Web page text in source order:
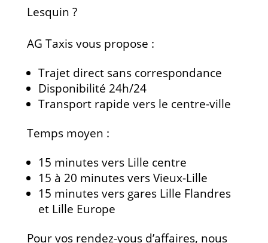
Lesquin ?
AG Taxis vous propose :
Trajet direct sans correspondance
Disponibilité 24h/24
Transport rapide vers le centre-ville
Temps moyen :
15 minutes vers Lille centre
15 à 20 minutes vers Vieux-Lille
15 minutes vers gares Lille Flandres
et Lille Europe
Pour vos rendez-vous d’affaires, nous